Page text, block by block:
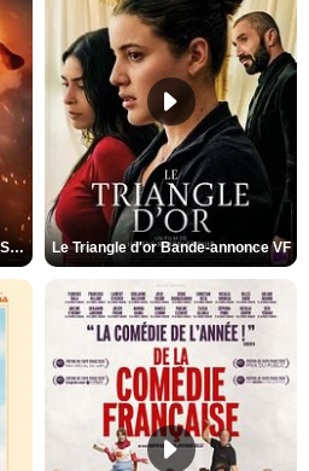
L'Odyssée Bande-annonce VO STFR Le Triangle d'or Bande-annonce VF